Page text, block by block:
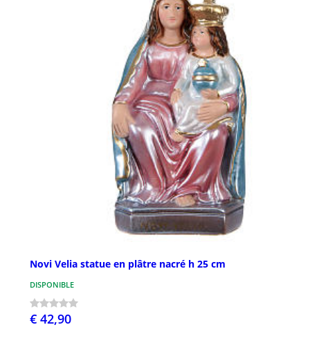
Novi Velia statue en plâtre nacré h 25 cm
DISPONIBLE
€ 42,90